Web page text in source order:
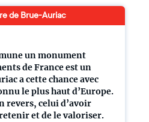
un monument
de France est un
a cette chance avec
le plus haut d’Europe.
revers, celui d’avoir
et de le valoriser.
de Brue-Auriac